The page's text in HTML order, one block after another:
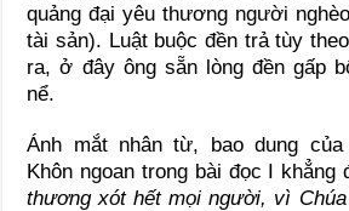
quảng đại yêu thương người
tài sản). Luật buộc đền trả tùy
ra, ở đây ông sẵn lòng đền gấp
nể.
Ánh mắt nhân từ, bao dung
Khôn ngoan trong bài đọc I khẳng
thương xót hết mọi người, vì